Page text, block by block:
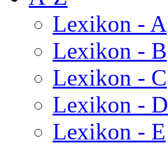
Lexikon - A
Lexikon - B
Lexikon - C
Lexikon - D
Lexikon - E